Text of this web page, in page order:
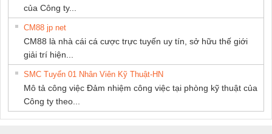
của Công ty...
CM88 jp net
CM88 là nhà cái cá cược trực tuyến uy tín, sở hữu thế giới
giải trí hiện...
SMC Tuyển 01 Nhân Viên Kỹ Thuật-HN
Mô tả công việc Đảm nhiệm công việc tại phòng kỹ thuật của
Công ty theo...